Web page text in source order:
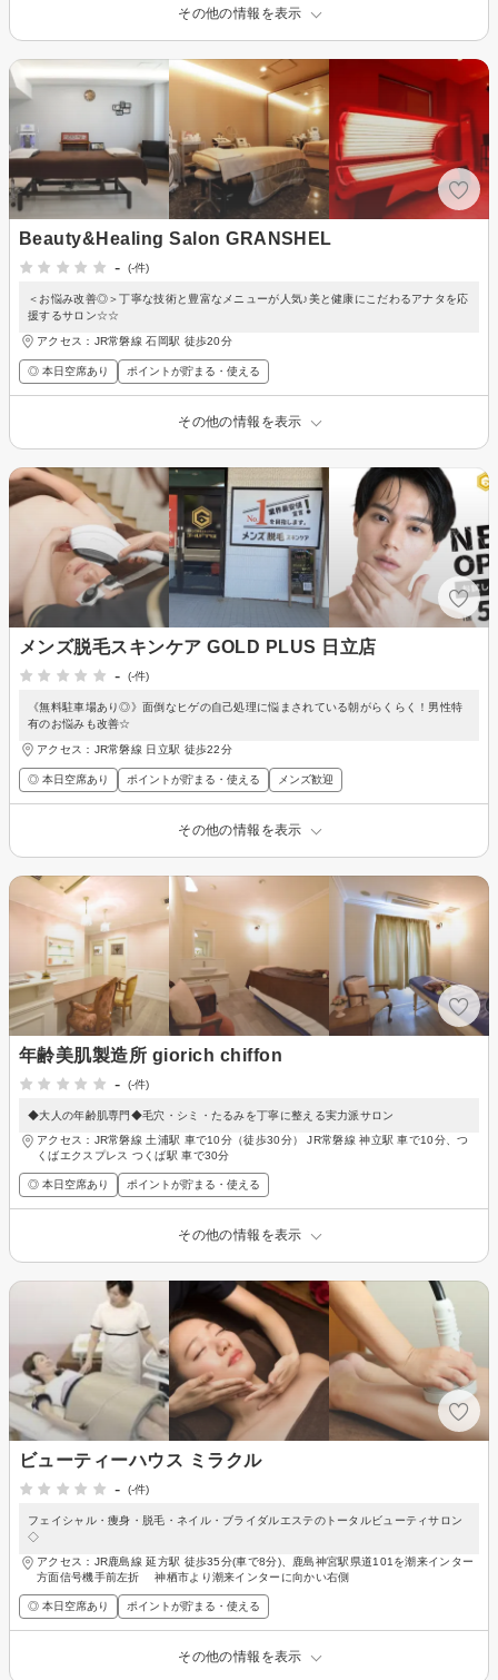
その他の情報を表示
Beauty&Healing Salon GRANSHEL
-
(-件)
＜お悩み改善◎＞丁寧な技術と豊富なメニューが人気♪美と健康にこだわるアナタを応
援するサロン☆☆
アクセス：JR常磐線 石岡駅 徒歩20分
◎ 本日空席あり ポイントが貯まる・使える
その他の情報を表示
メンズ脱毛スキンケア GOLD PLUS 日立店
-
(-件)
《無料駐車場あり◎》面倒なヒゲの自己処理に悩まされている朝がらくらく！男性特
有のお悩みも改善☆
アクセス：JR常磐線 日立駅 徒歩22分
◎ 本日空席あり ポイントが貯まる・使える メンズ歓迎
その他の情報を表示
年齢美肌製造所 giorich chiffon
-
(-件)
◆大人の年齢肌専門◆毛穴・シミ・たるみを丁寧に整える実力派サロン
アクセス：JR常磐線 土浦駅 車で10分（徒歩30分） JR常磐線 神立駅 車で10分、つ
くばエクスプレス つくば駅 車で30分
◎ 本日空席あり ポイントが貯まる・使える
その他の情報を表示
ビューティーハウス ミラクル
-
(-件)
フェイシャル・痩身・脱毛・ネイル・ブライダルエステのトータルビューティサロン
◇
アクセス：JR鹿島線 延方駅 徒歩35分(車で8分)、鹿島神宮駅県道101を潮来インター
方面信号機手前左折 神栖市より潮来インターに向かい右側
◎ 本日空席あり ポイントが貯まる・使える
その他の情報を表示